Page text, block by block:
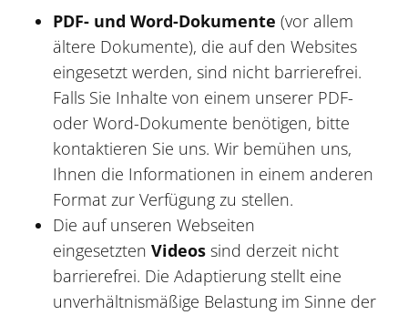
PDF- und Word-Dokumente (vor allem
ältere Dokumente), die auf den Websites
eingesetzt werden, sind nicht barrierefrei.
Falls Sie Inhalte von einem unserer PDF-
oder Word-Dokumente benötigen, bitte
kontaktieren Sie uns. Wir bemühen uns,
Ihnen die Informationen in einem anderen
Format zur Verfügung zu stellen.
Die auf unseren Webseiten
eingesetzten Videos sind derzeit nicht
barrierefrei. Die Adaptierung stellt eine
unverhältnismäßige Belastung im Sinne der